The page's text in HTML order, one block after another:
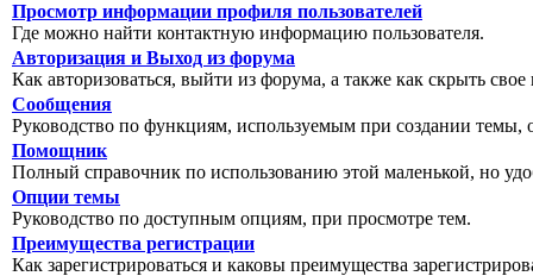
Просмотр информации профиля пользователей
Где можно найти контактную информацию пользователя.
Авторизация и Выход из форума
Как авторизоваться, выйти из форума, а также как скрыть
Сообщения
Руководство по функциям, используемым при создании темы,
Помощник
Полный справочник по использованию этой маленькой, но
Опции темы
Руководство по доступным опциям, при просмотре тем.
Преимущества регистрации
Как зарегистрироваться и каковы преимущества